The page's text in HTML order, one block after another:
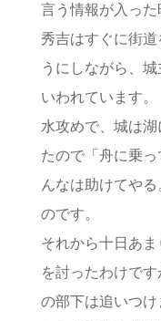
言う情報が入った
秀吉はすぐに街
うにしながら、
いわれています。
水攻めで、城は
たので「舟に乗
んなは助けてや
のです。
それから十日あ
を討ったわけで
の部下は追いつけ